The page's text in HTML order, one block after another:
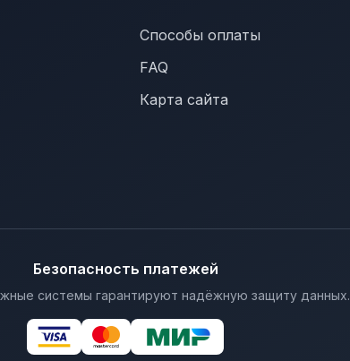
Способы оплаты
FAQ
Карта сайта
Безопасность платежей
системы гарантируют надёжную защиту данных.